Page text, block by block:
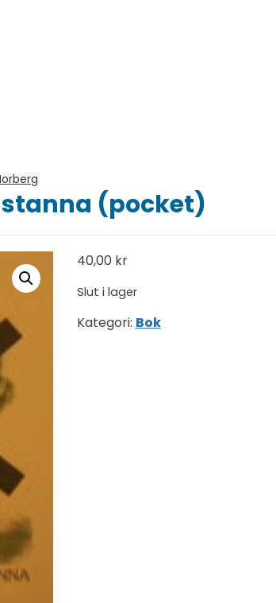
(pocket)
40,00 kr
Slut i lager
Kategori: Bok